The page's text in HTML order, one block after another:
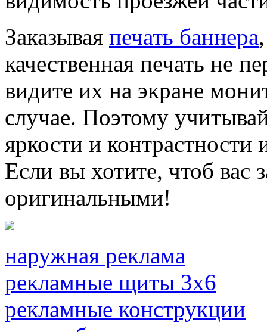
Заказывая печать баннера
качественная печать не
видите их на экране
случае. Поэтому
яркости и
Если вы хотите, чтоб вас
оригинальными!
наружная реклама
рекламные щиты 3х6
рекламные конструкции